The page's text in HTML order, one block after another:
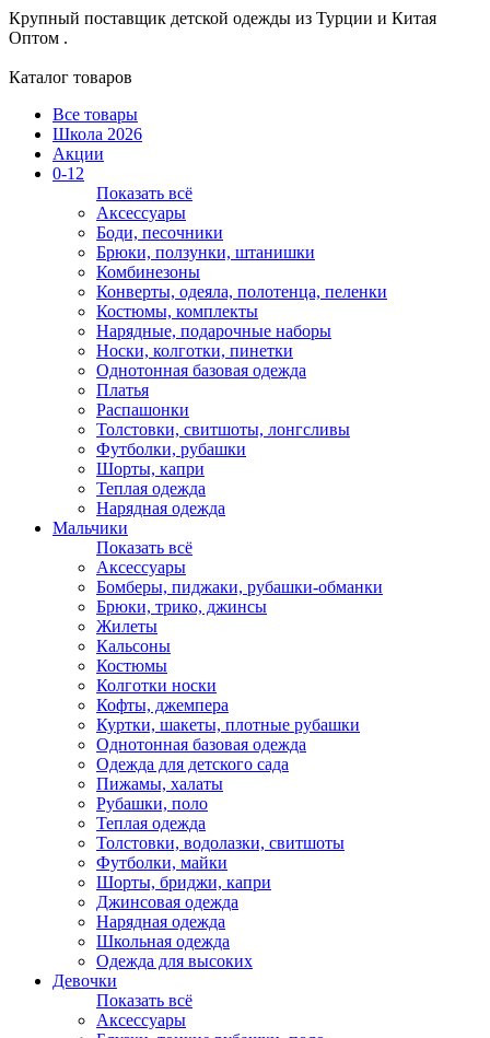
Крупный поставщик детской одежды из Турции и Китая
Оптом .
Каталог товаров
Все товары
Школа 2026
Акции
0-12
Показать всё
Аксессуары
Боди, песочники
Брюки, ползунки, штанишки
Комбинезоны
Конверты, одеяла, полотенца, пеленки
Костюмы, комплекты
Нарядные, подарочные наборы
Носки, колготки, пинетки
Однотонная базовая одежда
Платья
Распашонки
Толстовки, свитшоты, лонгсливы
Футболки, рубашки
Шорты, капри
Теплая одежда
Нарядная одежда
Мальчики
Показать всё
Аксессуары
Бомберы, пиджаки, рубашки-обманки
Брюки, трико, джинсы
Жилеты
Кальсоны
Костюмы
Колготки носки
Кофты, джемпера
Куртки, шакеты, плотные рубашки
Однотонная базовая одежда
Одежда для детского сада
Пижамы, халаты
Рубашки, поло
Теплая одежда
Толстовки, водолазки, свитшоты
Футболки, майки
Шорты, бриджи, капри
Джинсовая одежда
Нарядная одежда
Школьная одежда
Одежда для высоких
Девочки
Показать всё
Аксессуары